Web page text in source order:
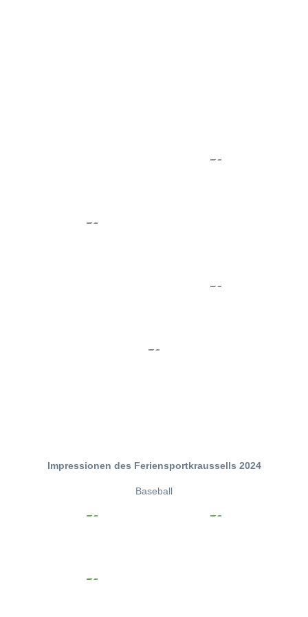
Impressionen des Feriensportkraussells 2024
Baseball